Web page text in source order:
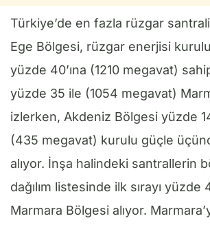
Türkiye’de en fazla rüzgar
Ege Bölgesi, rüzgar enerjisi
yüzde 40’ına (1210 megavat)
yüzde 35 ile (1054 megavat)
izlerken, Akdeniz Bölgesi yüzde
(435 megavat) kurulu güçle
alıyor. İnşa halindeki santrallerin
dağılım listesinde ilk sırayı yüzde
Marmara Bölgesi alıyor.